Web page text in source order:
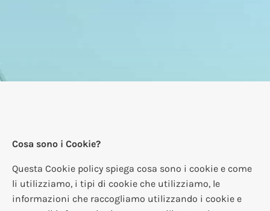
Cosa sono i Cookie?
Questa Cookie policy spiega cosa sono i cookie e come
li utilizziamo, i tipi di cookie che utilizziamo, le
informazioni che raccogliamo utilizzando i cookie e